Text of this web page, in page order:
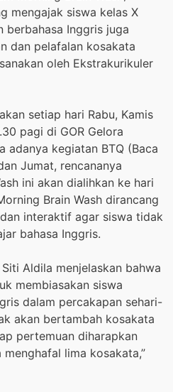
mengajak siswa kelas X
berbahasa Inggris juga
dan pelafalan kosakata
oleh Ekstrakurikuler
setiap hari Rabu, Kamis
pagi di GOR Gelora
adanya kegiatan BTQ (Baca
Jumat, rencananya
ini akan dialihkan ke hari
Brain Wash dirancang
interaktif agar siswa tidak
bahasa Inggris.
Aldila menjelaskan bahwa
membiasakan siswa
dalam percakapan sehari-
akan bertambah kosakata
pertemuan diharapkan
lima kosakata,”